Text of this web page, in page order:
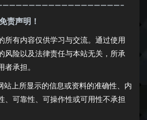
责声明！
所有内容仅供学习与交流。通过使用
风险以及法律责任与本站无关，所承
者承担。
站上所显示的信息或资料的准确性、内
、可靠性、可操作性或可用性不承担